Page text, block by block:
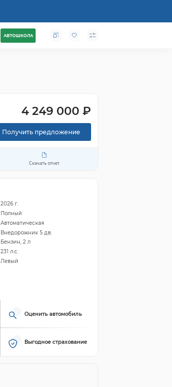
АВТОШКОЛА
4 249 000 ₽
Получить предложение
Скачать отчет
2026 г.
Полный
Автоматическая
Внедорожник 5 дв.
Бензин, 2 л
231 л.с.
Левый
Оценить автомобиль
Выгодное страхование